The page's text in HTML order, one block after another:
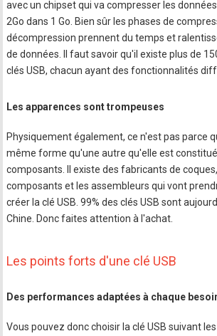
avec un chipset qui va compresser les
2Go dans 1 Go. Bien sûr les phases de
décompression prennent du temps et
de données. Il faut savoir qu'il existe plus de
clés USB, chacun ayant des fonctionnalités
Les apparences sont trompeuses
Physiquement également, ce n'est pas parce
même forme qu'une autre qu'elle est
composants. Il existe des fabricants de
composants et les assembleurs qui vont
créer la clé USB. 99% des clés USB sont
Chine. Donc faites attention à l'achat.
Les points forts d'une clé USB
Des performances adaptées à chaque
Vous pouvez donc choisir la clé USB suivant